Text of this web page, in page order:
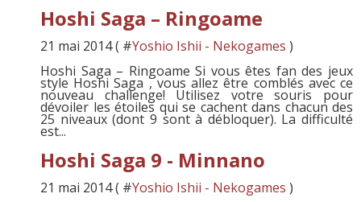
Hoshi Saga – Ringoame
21 mai 2014 ( #Yoshio Ishii - Nekogames )
Hoshi Saga – Ringoame Si vous êtes fan des jeux
style Hoshi Saga , vous allez être comblés avec ce
nouveau challenge! Utilisez votre souris pour
dévoiler les étoiles qui se cachent dans chacun des
25 niveaux (dont 9 sont à débloquer). La difficulté
est...
Hoshi Saga 9 - Minnano
21 mai 2014 ( #Yoshio Ishii - Nekogames )